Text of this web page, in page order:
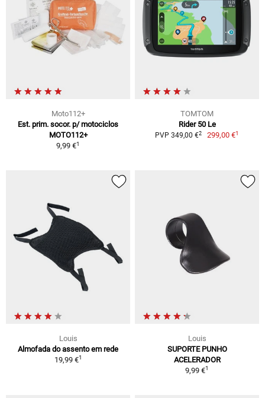
Moto112+
Est. prim. socor. p/ motociclos
MOTO112+
9,99 €1
TOMTOM
Rider 50 Le
PVP 349,00 €2 299,00 €1
Louis
Almofada do assento em rede
19,99 €1
Louis
SUPORTE PUNHO
ACELERADOR
9,99 €1